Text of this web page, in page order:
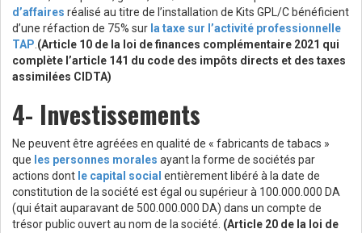
d’affaires réalisé au titre de l’installation de Kits GPL/C bénéficient
d’une réfaction de 75% sur la taxe sur l’activité professionnelle
TAP (Article 10 de la loi de finances complémentaire 2021 qui
complète l’article 141 du code des impôts directs et des taxes
assimilées CIDTA)
4- Investissements
Ne peuvent être agréées en qualité de « fabricants de tabacs »
que les personnes morales ayant la forme de sociétés par
actions dont le capital social entièrement libéré à la date de
constitution de la société est égal ou supérieur à 100.000.000 DA
(qui était auparavant de 500.000.000 DA) dans un compte de
trésor public ouvert au nom de la société. (Article 20 de la loi de